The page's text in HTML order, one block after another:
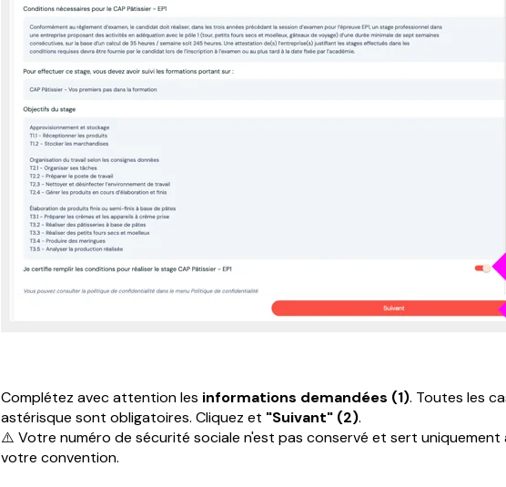
Complétez avec attention les informations demandées (1). Toutes les
astérisque sont obligatoires. Cliquez et "Suivant" (2).
⚠️ Votre numéro de sécurité sociale n'est pas conservé et sert uniquement
votre convention.